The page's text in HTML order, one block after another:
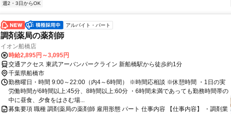
週2・3日からOK
アルバイト・パート
調剤薬局の薬剤師
イオン船橋店
時給2,895円～3,095円
交通アクセス 東武アーバンパークライン 新船橋駅から徒歩約1分
千葉県船橋市
勤務曜日・時間 9:00～22:00（内4～6時間） ※時間応相談 ※休憩時間 ・1日の実
労働時間が6時間以上:45分、8時間以上:60分 ・6時間未満であっても勤務時間帯の
中に昼食、夕食をはさむ場...
募集要項 職種 調剤薬局の薬剤師 雇用形態 パート 仕事内容 【仕事内容】 ・調剤業